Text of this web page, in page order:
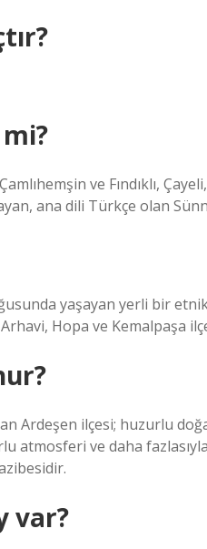
ve Fındıklı,
ana dili Türkçe olan
yaşayan yerli bir
Arhavi, Hopa ve Kemalpaşa
Ardeşen ilçesi; huzurlu
atmosferi ve daha
var?